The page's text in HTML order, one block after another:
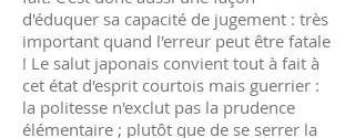
d'éduquer sa capacité de jugement : très
important quand l'erreur peut être fatale
! Le salut japonais convient tout à fait à
cet état d'esprit courtois mais guerrier :
la politesse n'exclut pas la prudence
élémentaire ; plutôt que de se serrer la